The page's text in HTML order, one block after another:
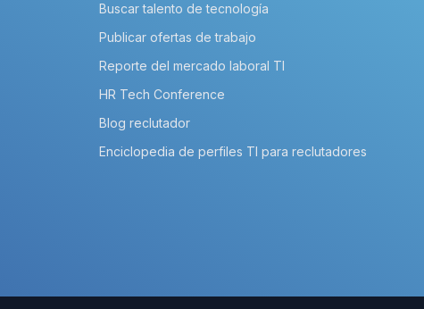
Buscar talento de tecnología
Publicar ofertas de trabajo
Reporte del mercado laboral TI
HR Tech Conference
Blog reclutador
Enciclopedia de perfiles TI para reclutadores